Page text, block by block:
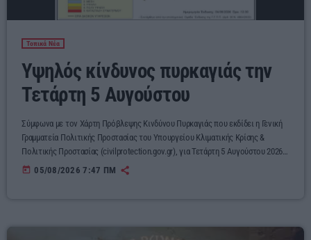
Τοπικά Νέα
Υψηλός κίνδυνος πυρκαγιάς την
Τετάρτη 5 Αυγούστου
Σύμφωνα με τον Χάρτη Πρόβλεψης Κινδύνου Πυρκαγιάς που εκδίδει η Γενική
Γραμματεία Πολιτικής Προστασίας του Υπουργείου Κλιματικής Κρίσης &
Πολιτικής Προστασίας (civilprotection.gov.gr), για Τετάρτη 5 Αυγούστου 2026,
προβλέπεται υψηλός κίνδυνος πυρκαγιάς -κατηγορία κινδύνου πυρκαγιάς 3
today 05/08/2026 7:47 ΠΜ